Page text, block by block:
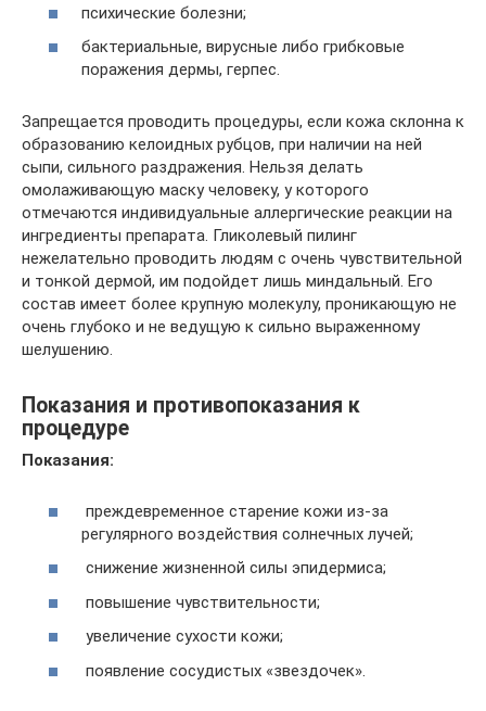
психические болезни;
бактериальные, вирусные либо грибковые
поражения дермы, герпес.
Запрещается проводить процедуры, если кожа склонна к
образованию келоидных рубцов, при наличии на ней
сыпи, сильного раздражения. Нельзя делать
омолаживающую маску человеку, у которого
отмечаются индивидуальные аллергические реакции на
ингредиенты препарата. Гликолевый пилинг
нежелательно проводить людям с очень чувствительной
и тонкой дермой, им подойдет лишь миндальный. Его
состав имеет более крупную молекулу, проникающую не
очень глубоко и не ведущую к сильно выраженному
шелушению.
Показания и противопоказания к
процедуре
Показания:
преждевременное старение кожи из-за
регулярного воздействия солнечных лучей;
снижение жизненной силы эпидермиса;
повышение чувствительности;
увеличение сухости кожи;
появление сосудистых «звездочек».